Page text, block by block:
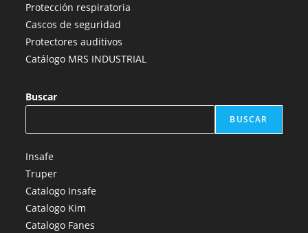
Protección respiratoria
Cascos de seguridad
Protectores auditivos
Catálogo MRS INDUSTRIAL
Buscar
BUSCAR
Insafe
Truper
Catalogo Insafe
Catalogo Kim
Catalogo Fanes